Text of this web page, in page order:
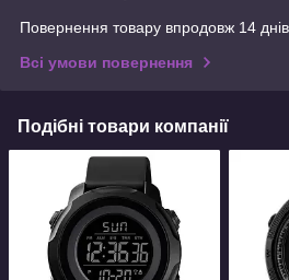
Повернення товару впродовж 14
Всі умови повернення
Подібні товари компанії